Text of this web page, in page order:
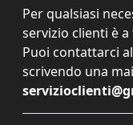
Per qualsiasi
servizio clienti è
Puoi contattarci
scrivendo una